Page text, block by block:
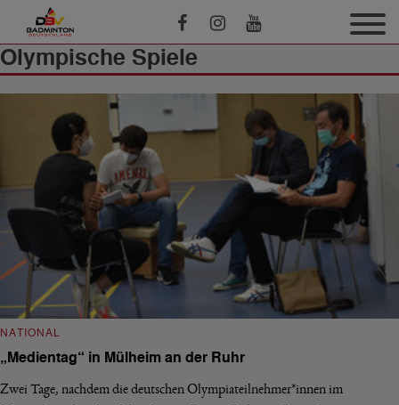
Olympische Spiele
NATIONAL
„Medientag“ in Mülheim an der Ruhr
Zwei Tage, nachdem die deutschen Olympiateilnehmer*innen im